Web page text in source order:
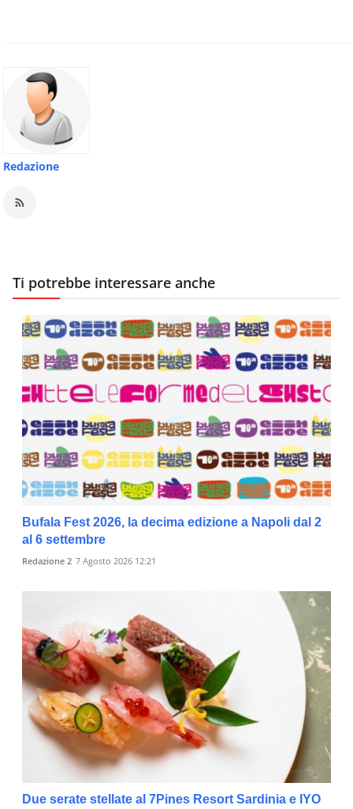
Redazione
Ti potrebbe interessare anche
Bufala Fest 2026, la decima edizione a Napoli dal 2
al 6 settembre
Redazione 2 7 Agosto 2026 12:21
Due serate stellate al 7Pines Resort Sardinia e IYO